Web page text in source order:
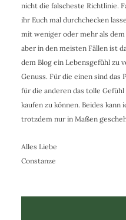
nicht die falscheste Richtlinie.
ihr Euch mal durchchecken
mit weniger oder mehr als
aber in den meisten Fällen ist
dem Blog ein Lebensgefühl zu
Genuss. Für die einen sind das
für die anderen das tolle
kaufen zu können. Beides
trotzdem nur in Maßen
Alles Liebe
Constanze